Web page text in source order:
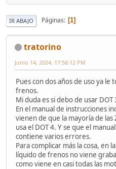
IR ABAJO Páginas 1
tratorino
Junio 14, 2024, 17:56:12 PM
Pues con dos años de uso ya le
frenos.
Mi duda es si debo de usar
En el manual de instrucciones
vienen de que la mayoría de
usa el DOT 4. Y se que el
contiene varios errores.
Para complicar más la cosa, en
líquido de frenos no viene
como viene en casi todas las